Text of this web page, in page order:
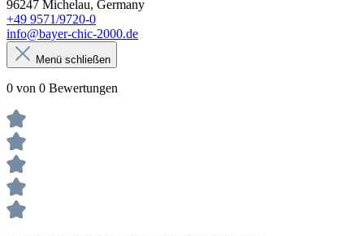
96247 Michelau, Germany
+49 9571/9720-0
info@bayer-chic-2000.de
Menü schließen
0 von 0 Bewertungen